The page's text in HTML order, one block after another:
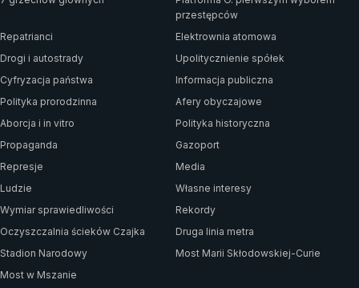
przestępców
Repatrianci
Elektrownia atomowa
Drogi i autostrady
Upolitycznienie spółek
Cyfryzacja państwa
Informacja publiczna
Polityka prorodzinna
Afery obyczajowe
Aborcja i in vitro
Polityka historyczna
Propaganda
Gazoport
Represje
Media
Ludzie
Własne interesy
Wymiar sprawiedliwości
Rekordy
Oczyszczalnia ścieków Czajka
Druga linia metra
Stadion Narodowy
Most Marii Skłodowskiej-Curie
Most w Mszanie